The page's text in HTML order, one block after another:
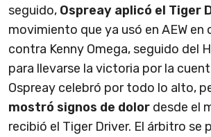
seguido, Ospreay aplicó el Tiger
movimiento que ya usó en AEW en
contra Kenny Omega, seguido del
para llevarse la victoria por la
Ospreay celebró por todo lo alto,
mostró signos de dolor desde el
recibió el Tiger Driver. El árbitro se